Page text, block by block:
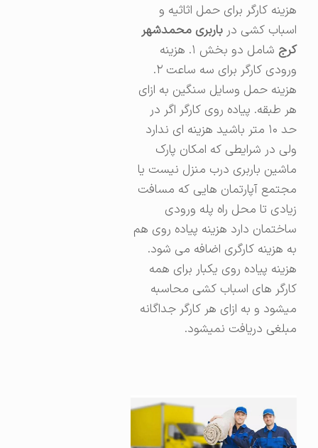
هزینه کارگر برای حمل اثاثیه و
اسباب کشی درباربری محمدشهر
شامل دو بخش ۱. هزینه
ورودی کارگر برای سه ساعت ۲.
هزینه حمل وسایل سنگین به ازای
هر طبقه. پیاده روی کارگر اگر در
حد ۱۰ متر باشید هزینه ای ندارد
ولی در شرایطی که امکان پارک
ماشین باربری درب منزل نیست یا
مجتمع آپارتمان هایی که مسافت
زیادی تا محل راه پله ورودی
ساختمان دارد هزینه پیاده روی هم
به هزینه کارگری اضافه می شود.
هزینه پیاده روی یکبار برای همه
کارگر های اسباب کشی محاسبه
میشود و به ازای هر کارگر جداگانه
مبلغی دریافت نمیشود.